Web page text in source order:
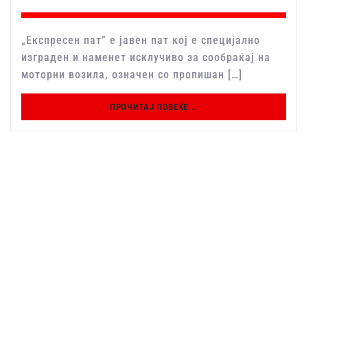
„Експресен пат” е јавен пат кој е специјално
изграден и наменет исклучиво за сообраќај на
моторни возила, означен со пропишан […]
ПРОЧИТАЈ ПОВЕЌЕ...